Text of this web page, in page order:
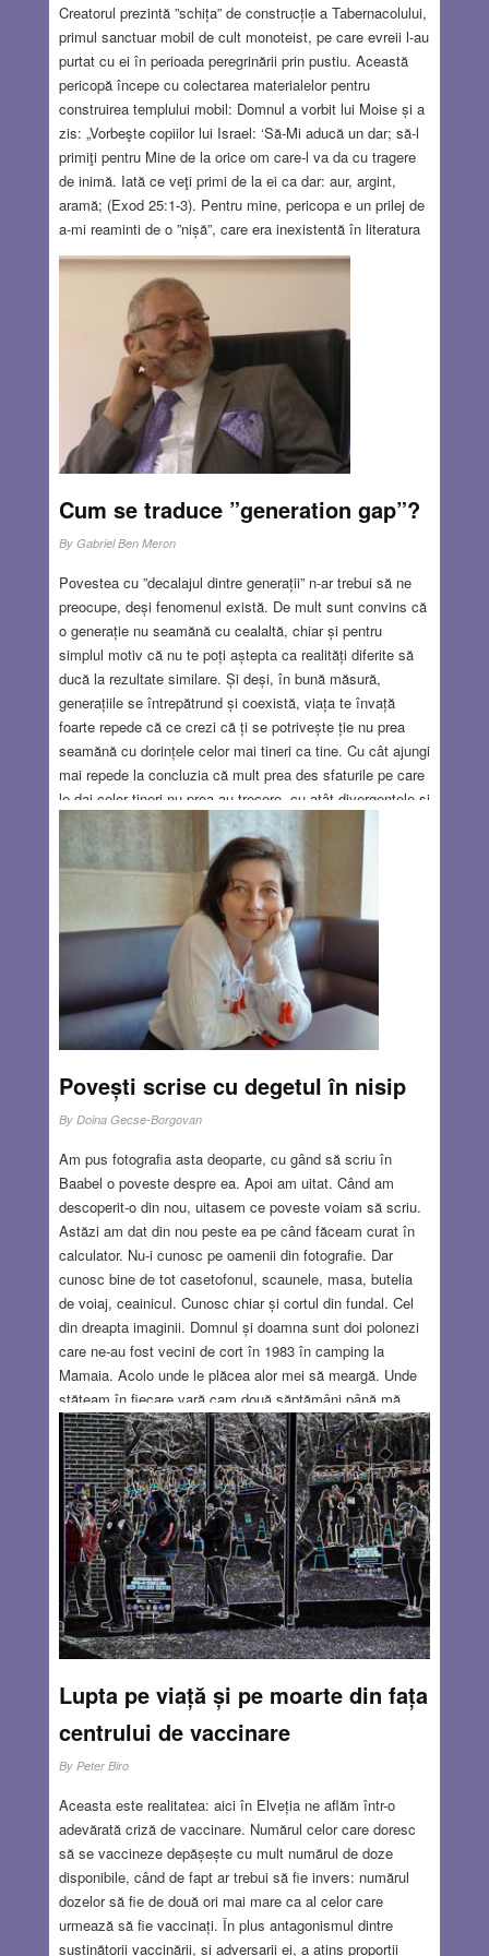
Creatorul prezintă ”schița” de construcție a Tabernacolului,
primul sanctuar mobil de cult monoteist, pe care evreii l-au
purtat cu ei în perioada peregrinării prin pustiu. Această
pericopă începe cu colectarea materialelor pentru
construirea templului mobil: Domnul a vorbit lui Moise și a
zis: „Vorbeşte copiilor lui Israel: ‘Să-Mi aducă un dar; să-l
primiţi pentru Mine de la orice om care-l va da cu tragere
de inimă. Iată ce veţi primi de la ei ca dar: aur, argint,
aramă; (Exod 25:1-3). Pentru mine, pericopa e un prilej de
a-mi reaminti de o ”nișă”, care era inexistentă în literatura
de specialitate, Prezența metalelor în Vechiul și Noul
Testament, respectiv a analiza cauzele care au condus la
o intensă utilizare a metalelor în Vechiul Testament, în
timp ce în Noul Testament acest aspect apare mult
diminuat. În continuare e prezentată o sinteză a acestui
subiect, pe care l-am tratat în lucrarea Biblia și
metalurgia
Read more…
FEB 25, 2021 4 COMMENTS
Cum se traduce ”generation gap”?
By Gabriel Ben Meron
Povestea cu ”decalajul dintre generații” n-ar trebui să ne
preocupe, deși fenomenul există. De mult sunt convins că
o generație nu seamănă cu cealaltă, chiar și pentru
simplul motiv că nu te poți aștepta ca realități diferite să
ducă la rezultate similare. Și deși, în bună măsură,
generațiile se întrepătrund și coexistă, viața te învață
foarte repede că ce crezi că ți se potrivește ție nu prea
seamănă cu dorințele celor mai tineri ca tine. Cu cât ajungi
mai repede la concluzia că mult prea des sfaturile pe care
le dai celor tineri nu prea au trecere, cu atât divergențele și
disputele se vor rezuma la subiecte periferice și fără
importanță și nu se vor transforma în conflicte aspre.
Când doar mă gândeam să mă concentrez asupra acestui
subiect, mi-am zis că e bine să caut o definiție a acestui
”gap” de care se vorbește tot timpul.
Read more…
12 COMMENTS
Povești scrise cu degetul în nisip
By Doina Gecse-Borgovan
Am pus fotografia asta deoparte, cu gând să scriu în
Baabel o poveste despre ea. Apoi am uitat. Când am
descoperit-o din nou, uitasem ce poveste voiam să scriu.
Astăzi am dat din nou peste ea pe când făceam curat în
calculator. Nu-i cunosc pe oamenii din fotografie. Dar
cunosc bine de tot casetofonul, scaunele, masa, butelia
de voiaj, ceainicul. Cunosc chiar și cortul din fundal. Cel
din dreapta imaginii. Domnul și doamna sunt doi polonezi
care ne-au fost vecini de cort în 1983 în camping la
Mamaia. Acolo unde le plăcea alor mei să meargă. Unde
stăteam în fiecare vară cam două săptămâni până mă
bronzam bine și nu-mi mai puteam descâlci părul de la
atâta nisip și sare. Nu știu cum îi cheamă pe cei doi și
cred că nici n-am știut vreodată. Dar îi țin minte perfect
datorită pozei și pentru că la finalul sejurului lor ne-au
vândut tot ce aveau: cort, scaune, masă, saltele, saci de
dormit, butelie, ceainic și cești de cafea.
Read more…
FEB 25, 2021 8 COMMENTS
Lupta pe viață și pe moarte din fața
centrului de vaccinare
By Peter Biro
Aceasta este realitatea: aici în Elveția ne aflăm într-o
adevărată criză de vaccinare. Numărul celor care doresc
să se vaccineze depășește cu mult numărul de doze
disponibile, când de fapt ar trebui să fie invers: numărul
dozelor să fie de două ori mai mare ca al celor care
urmează să fie vaccinați. În plus antagonismul dintre
susținătorii vaccinării, și adversarii ei, a atins proporții